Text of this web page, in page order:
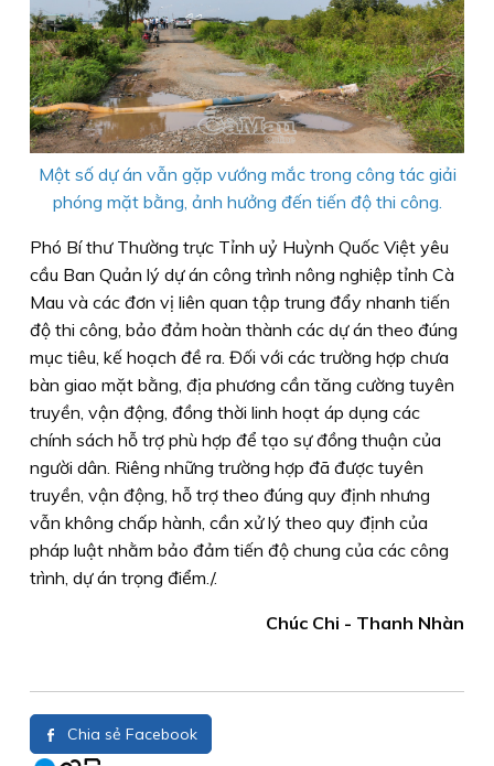
Một số dự án vẫn gặp vướng mắc trong công tác giải
phóng mặt bằng, ảnh hưởng đến tiến độ thi công.
Phó Bí thư Thường trực Tỉnh uỷ Huỳnh Quốc Việt yêu
cầu Ban Quản lý dự án công trình nông nghiệp tỉnh Cà
Mau và các đơn vị liên quan tập trung đẩy nhanh tiến
độ thi công, bảo đảm hoàn thành các dự án theo đúng
mục tiêu, kế hoạch đề ra. Đối với các trường hợp chưa
bàn giao mặt bằng, địa phương cần tăng cường tuyên
truyền, vận động, đồng thời linh hoạt áp dụng các
chính sách hỗ trợ phù hợp để tạo sự đồng thuận của
người dân. Riêng những trường hợp đã được tuyên
truyền, vận động, hỗ trợ theo đúng quy định nhưng
vẫn không chấp hành, cần xử lý theo quy định của
pháp luật nhằm bảo đảm tiến độ chung của các công
trình, dự án trọng điểm./.
Chúc Chi - Thanh Nhàn
Chia sẻ Facebook